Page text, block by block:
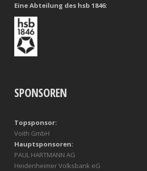
Eine Abteilung des hsb 1846:
SPONSOREN
Topsponsor:
Voith GmbH
Hauptsponsoren:
PAUL HARTMANN AG
Heidenheimer Volksbank eG